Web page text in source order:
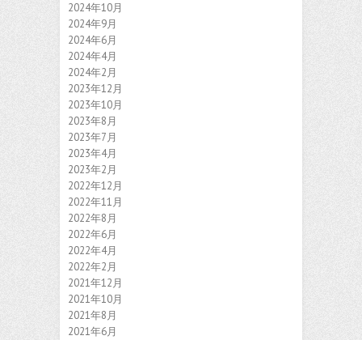
2024年10月
2024年9月
2024年6月
2024年4月
2024年2月
2023年12月
2023年10月
2023年8月
2023年7月
2023年4月
2023年2月
2022年12月
2022年11月
2022年8月
2022年6月
2022年4月
2022年2月
2021年12月
2021年10月
2021年8月
2021年6月